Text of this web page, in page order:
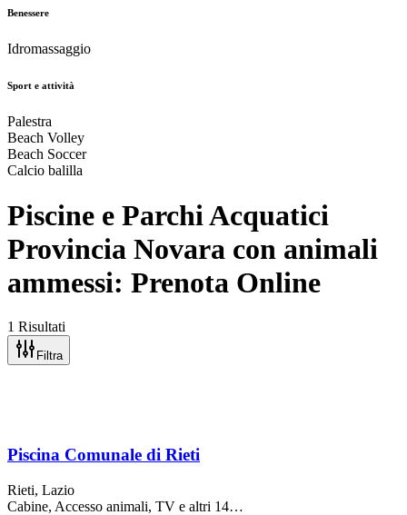
Benessere
Idromassaggio
Sport e attività
Palestra
Beach Volley
Beach Soccer
Calcio balilla
Piscine e Parchi Acquatici
Provincia Novara con animali
ammessi: Prenota Online
1 Risultati
Filtra
Piscina Comunale di Rieti
Rieti, Lazio
Cabine, Accesso animali, TV e altri 14…